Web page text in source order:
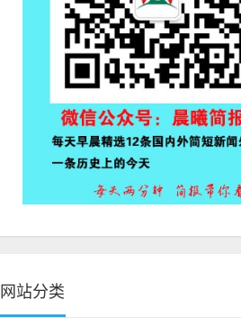
网站分类